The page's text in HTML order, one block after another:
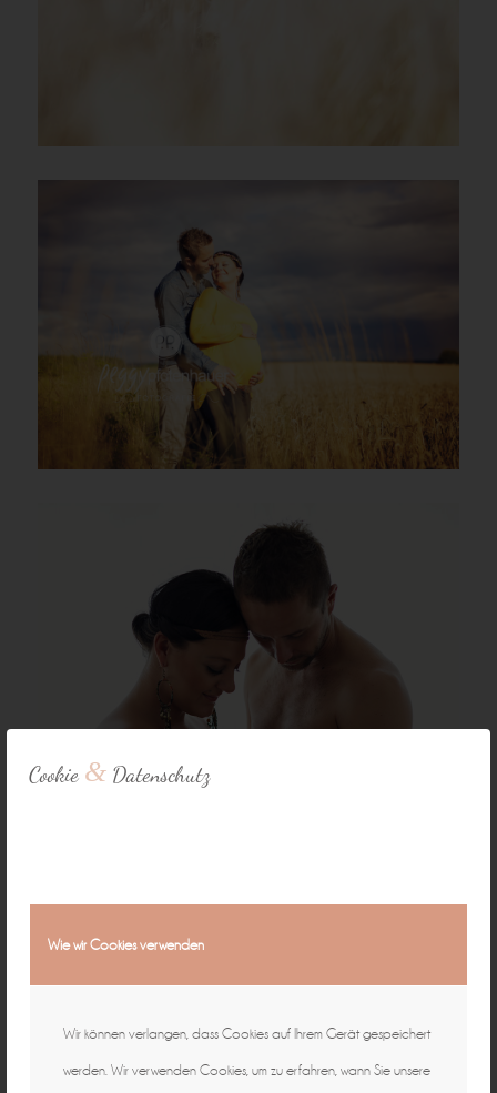
Cookie & Datenschutz
Wie wir Cookies verwenden
Wir können verlangen, dass Cookies auf Ihrem Gerät gespeichert
werden. Wir verwenden Cookies, um zu erfahren, wann Sie unsere